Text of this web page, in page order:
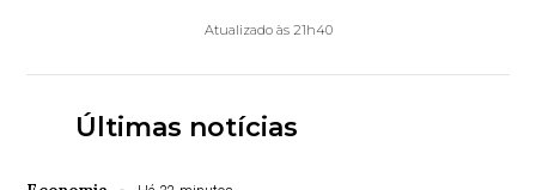
Atualizado às 21h40
Últimas notícias